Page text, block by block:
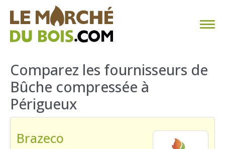
CHAUFFAGE AU BOIS
FAQ
CALCULER SA CONSOMMATION
TROUVER SON FOURNISSEUR
Comparez les fournisseurs de
Bûche compressée à
Périgueux
Brazeco